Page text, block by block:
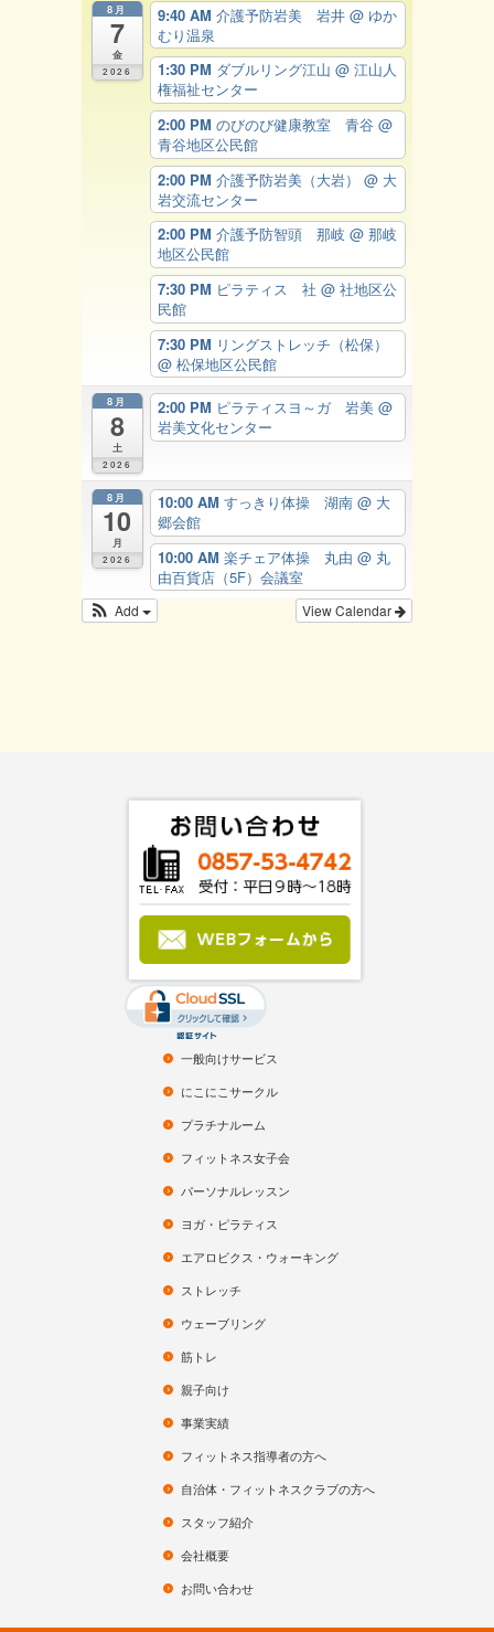
8月
7
金
2026
9:40 AM 介護予防岩美 岩井 @ ゆか
むり温泉
1:30 PM ダブルリング江山 @ 江山人
権福祉センター
2:00 PM のびのび健康教室 青谷 @
青谷地区公民館
2:00 PM 介護予防岩美（大岩） @ 大
岩交流センター
2:00 PM 介護予防智頭 那岐 @ 那岐
地区公民館
7:30 PM ピラティス 社 @ 社地区公
民館
7:30 PM リングストレッチ（松保）
@ 松保地区公民館
8月
8
土
2026
2:00 PM ピラティスヨ～ガ 岩美 @
岩美文化センター
8月
10
月
2026
10:00 AM すっきり体操 湖南 @ 大
郷会館
10:00 AM 楽チェア体操 丸由 @ 丸
由百貨店（5F）会議室
View Calendar
Add
一般向けサービス
にこにこサークル
プラチナルーム
フィットネス女子会
パーソナルレッスン
ヨガ・ピラティス
エアロビクス・ウォーキング
ストレッチ
ウェーブリング
筋トレ
親子向け
事業実績
フィットネス指導者の方へ
自治体・フィットネスクラブの方へ
スタッフ紹介
会社概要
お問い合わせ